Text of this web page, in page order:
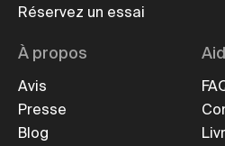
Réservez un essai
À propos
Avis
Presse
Blog